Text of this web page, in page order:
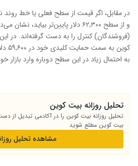
در مقابل، اگر قیمت از سطح فعلی یا خط روند
و از سطح ۶۲,۳۰۰ دلار پایین‌تر
(فروشندگان) کنترل را به دست گرفته‌اند.
به احتمال زیاد در این سطح دوباره وارد بازار
تحلیل روزانه بیت کوین
تحلیل روزانه بیت کوین را در آکادمی تبدیل از
بیت کوین مطلع شوید
مشاهده تحلیل